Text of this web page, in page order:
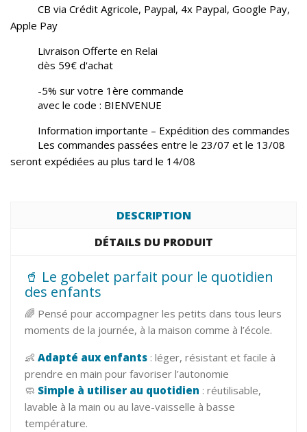
CB via Crédit Agricole, Paypal, 4x Paypal, Google Pay,
Apple Pay
Livraison Offerte en Relai
dès 59€ d'achat
-5% sur votre 1ère commande
avec le code : BIENVENUE
Information importante – Expédition des commandes
Les commandes passées entre le 23/07 et le 13/08
seront expédiées au plus tard le 14/08
DESCRIPTION
DÉTAILS DU PRODUIT
🥤 Le gobelet parfait pour le quotidien
des enfants
🌈 Pensé pour accompagner les petits dans tous leurs
moments de la journée, à la maison comme à l’école.
👶 Adapté aux enfants : léger, résistant et facile à
prendre en main pour favoriser l’autonomie
🧼 Simple à utiliser au quotidien : réutilisable,
lavable à la main ou au lave-vaisselle à basse
température.